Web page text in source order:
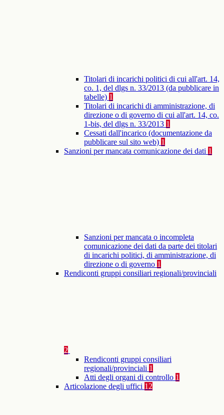
Titolari di incarichi politici di cui all'art. 14,
co. 1, del dlgs n. 33/2013 (da pubblicare in
tabelle) 1
Titolari di incarichi di amministrazione, di
direzione o di governo di cui all'art. 14, co.
1-bis, del dlgs n. 33/2013 1
Cessati dall'incarico (documentazione da
pubblicare sul sito web) 1
Sanzioni per mancata comunicazione dei dati 1
Sanzioni per mancata o incompleta
comunicazione dei dati da parte dei titolari
di incarichi politici, di amministrazione, di
direzione o di governo 1
Rendiconti gruppi consiliari regionali/provinciali
2
Rendiconti gruppi consiliari
regionali/provinciali 1
Atti degli organi di controllo 1
Articolazione degli uffici 12